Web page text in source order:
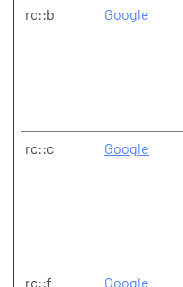
rc::b Google
rc::c Google
rc::f Google